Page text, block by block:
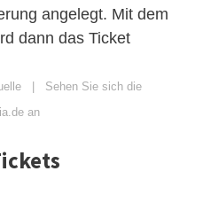
angelegt. Mit dem
dann das Ticket
| Sehen Sie sich die
an